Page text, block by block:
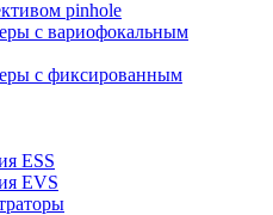
pinhole
с вариофокальным
с фиксированным
ESS
EVS